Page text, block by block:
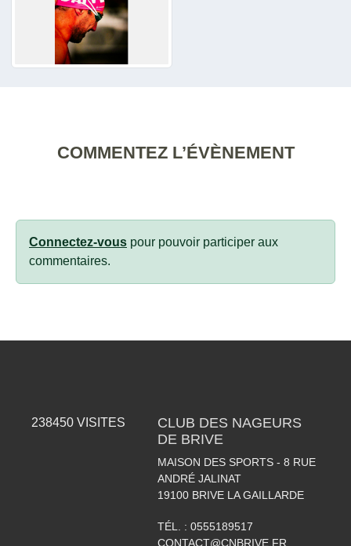
COMMENTEZ L’ÉVÈNEMENT
Connectez-vous pour pouvoir participer aux
commentaires.
238450 VISITES
CLUB DES NAGEURS
DE BRIVE
MAISON DES SPORTS - 8 RUE
ANDRÉ JALINAT
19100 BRIVE LA GAILLARDE
TÉL. : 0555189517
CONTACT@CNBRIVE.FR